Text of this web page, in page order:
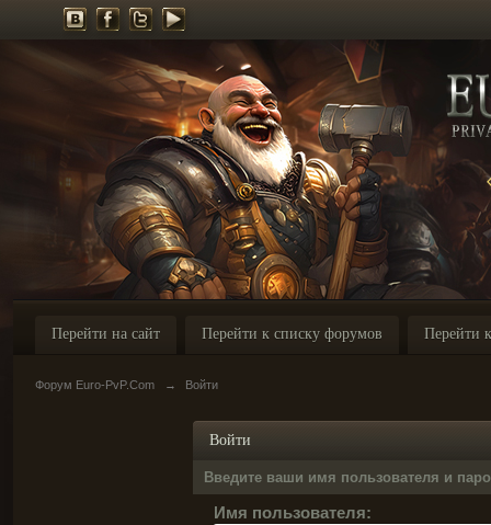
Перейти на сайт Перейти к списку форумов Перейти
Форум Euro-PvP.Com → Войти
Войти
Введите ваши имя пользователя и
Имя пользователя: